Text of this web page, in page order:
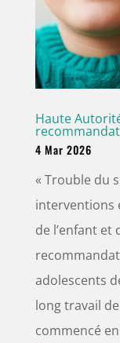
Haute
4 Mar 2026
« Trouble du
interventions
de l’enfant et
adolescents
long travail
commencé